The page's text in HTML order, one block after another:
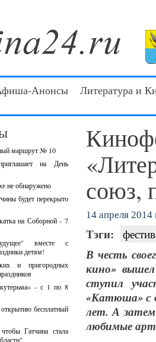
Анонсы
Литература и
маршрут № 10
на День
не обнаружено
будет перекрыто
на Соборной - 7
вместе с
детям!
и пригородных
- с 1 по 8
бесплатный
Гатчина стала
союз,
14 апреля 2014
Тэги:
В честь
кино»
ступил
«Катюша» с
лет. А затем
любимые